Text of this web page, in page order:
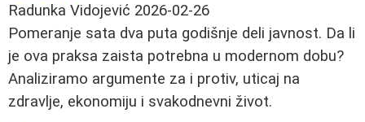
Radunka Vidojević 2026-02-26
Pomeranje sata dva puta godišnje deli javnost. Da li
je ova praksa zaista potrebna u modernom dobu?
Analiziramo argumente za i protiv, uticaj na
zdravlje, ekonomiju i svakodnevni život.